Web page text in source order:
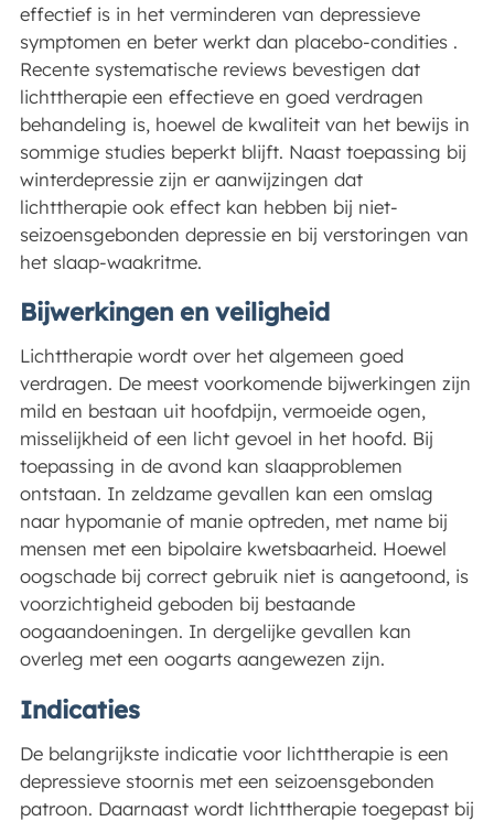
effectief is in het verminderen van depressieve
symptomen en beter werkt dan placebo-condities .
Recente systematische reviews bevestigen dat
lichttherapie een effectieve en goed verdragen
behandeling is, hoewel de kwaliteit van het bewijs in
sommige studies beperkt blijft. Naast toepassing bij
winterdepressie zijn er aanwijzingen dat
lichttherapie ook effect kan hebben bij niet-
seizoensgebonden depressie en bij verstoringen van
het slaap-waakritme.
Bijwerkingen en veiligheid
Lichttherapie wordt over het algemeen goed
verdragen. De meest voorkomende bijwerkingen zijn
mild en bestaan uit hoofdpijn, vermoeide ogen,
misselijkheid of een licht gevoel in het hoofd. Bij
toepassing in de avond kan slaapproblemen
ontstaan. In zeldzame gevallen kan een omslag
naar hypomanie of manie optreden, met name bij
mensen met een bipolaire kwetsbaarheid. Hoewel
oogschade bij correct gebruik niet is aangetoond, is
voorzichtigheid geboden bij bestaande
oogaandoeningen. In dergelijke gevallen kan
overleg met een oogarts aangewezen zijn.
Indicaties
De belangrijkste indicatie voor lichttherapie is een
depressieve stoornis met een seizoensgebonden
patroon. Daarnaast wordt lichttherapie toegepast bij